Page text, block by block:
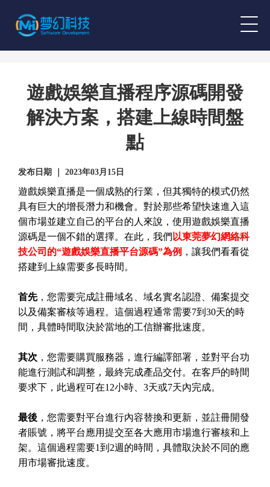
遊戲娛樂直播程序源碼開發
解決方案，搭建上線時間盤
點
发布日期 ｜ 2023年03月15日
遊戲娛樂直播是一個成熟的行業，但其獨特的模式仍然
具有巨大的增長潛力和機會。對於那些希望快速進入這
個市場並建立自己的平台的人來說，使用遊戲娛樂直播
源碼是一個不錯的選擇。在此，我們 以東莞夢幻網絡科
技公司的“遊戲娛樂直播平台源碼”為例 ，讓我們看看從
搭建到上線需要多長時間。
首先，您需要完成註冊域名、域名實名認證、備案提交
以及備案審核等過程。這個過程通常需要7到30天的時
間，具體時間取決於當地的工信辦審批速度。
其次 ，您需要購買服務器，進行編譯部署，並對平台功
能進行測試和調整，最終完成產品交付。在客戶的時間
要求下，此過程可在12小時、3天或7天內完成。
最後 ，您需要對平台進行內容替換和更新，並註冊開發
者賬號，將平台應用提交至各大應用市場進行審核和上
架。這個過程需要1到2週的時間，具體取決於不同的應
用市場審批速度。